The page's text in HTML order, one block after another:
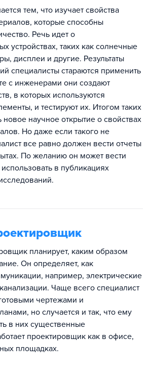
тем, что изучает свойства
которые способны
Речь идет о
устройствах, таких как солнечные
дисплеи и другие. Результаты
специалисты стараются применить
с инженерами они создают
в которых используются
и тестируют их. Итогом таких
новое научное открытие о свойствах
Но даже если такого не
все равно должен вести отчеты
По желанию он может вести
в публикациях
планирует, каким образом
Он определяет, как
например, электрические
Чаще всего специалист
чертежами и
но случается и так, что ему
в них существенные
проектировщик как в офисе,
площадках.